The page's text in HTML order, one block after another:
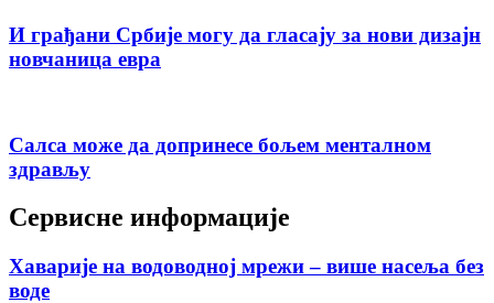
И грађани Србије могу да гласају за нови дизајн
новчаница евра
Салса може да допринесе бољем менталном
здрављу
Сервисне информације
Хаварије на водоводној мрежи – више насеља без
воде